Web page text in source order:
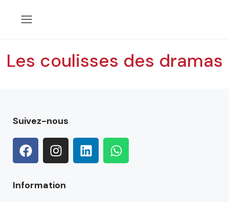
Les coulisses des dramas
Suivez-nous
Information